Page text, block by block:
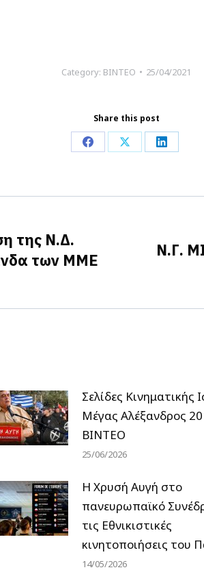
Category: ΒΙΝΤΕΟ 25/04/2021
Share this post
Share Share Share
της Ν.Δ.
των ΜΜΕ
Next
Ν.Γ.
Σελίδες Κινηματικής
Μέγας Αλέξανδρος
ΒΙΝΤΕΟ
25/06/2026
Η Χρυσή Αυγή στο
πανευρωπαϊκό
τις Εθνικιστικές
κινητοποιήσεις του
14/05/2026